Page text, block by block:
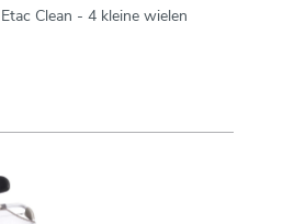
Clean - 4 kleine wielen